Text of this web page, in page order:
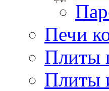
Печи
Плиты
Плиты